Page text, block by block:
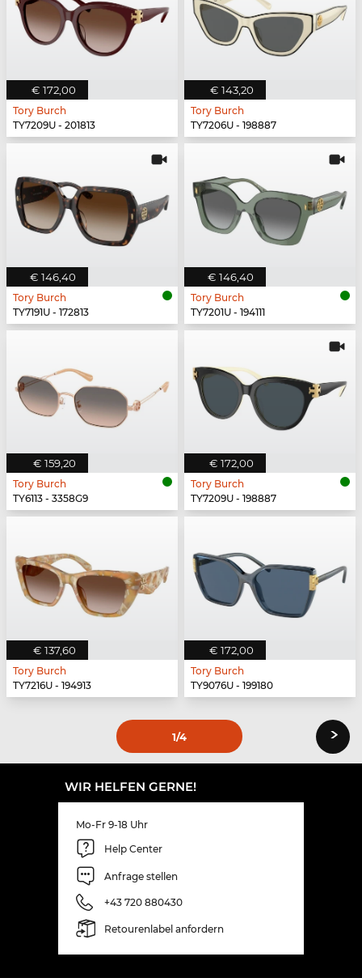
€ 172,00
Tory Burch
TY7209U - 201813
€ 143,20
Tory Burch
TY7206U - 198887
€ 146,40
Tory Burch
TY7191U - 172813
€ 146,40
Tory Burch
TY7201U - 194111
€ 159,20
Tory Burch
TY6113 - 3358G9
€ 172,00
Tory Burch
TY7209U - 198887
€ 137,60
Tory Burch
TY7216U - 194913
€ 172,00
Tory Burch
TY9076U - 199180
1/4 ›
WIR HELFEN GERNE!
Mo-Fr 9-18 Uhr
Help Center
Anfrage stellen
+43 720 880430
Retourenlabel anfordern